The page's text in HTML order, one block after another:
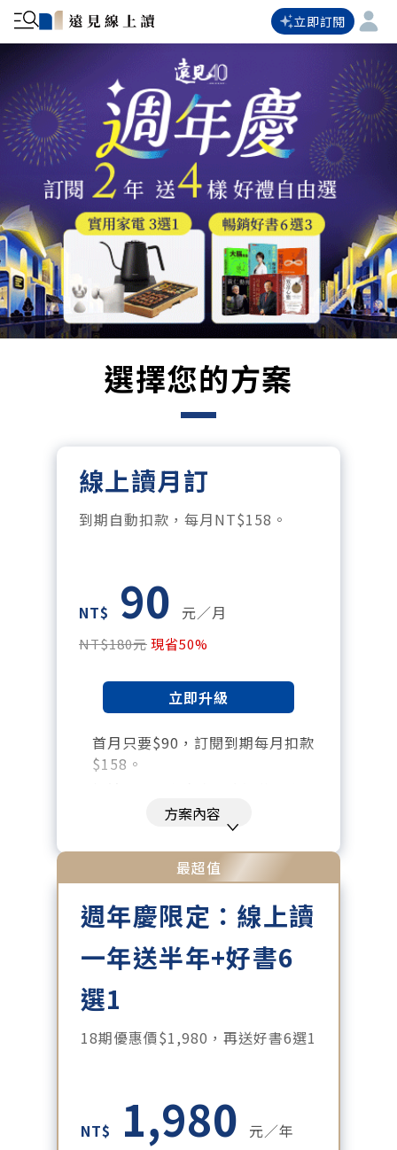
立即訂閱
選擇您的方案
線上讀月訂
到期自動扣款，每月NT$158。
NT$ 90 元／月
NT$180元現省50%
立即升級
首月只要$90，訂閱到期每月扣款
$158。
刊、特刊。​
每「季」一場訂戶專屬空中沙龍。
每月下載編輯整理精華知識包。
訂閱專屬電子報：國際、金融、科
技趨勢報。
方案內容
最超值
週年慶限定：線上讀
一年送半年+好書6
選1
18期優惠價$1,980，再送好書6選1
NT$ 1,980
元／年